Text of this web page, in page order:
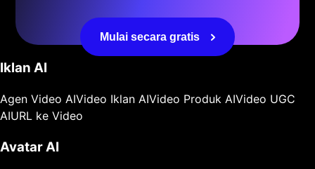
Mulai secara gratis
Iklan AI
Agen Video AIVideo Iklan AIVideo Produk AIVideo UGC
AIURL ke Video
Avatar AI